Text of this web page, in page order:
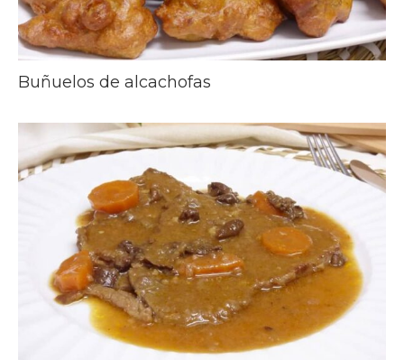
Buñuelos de alcachofas